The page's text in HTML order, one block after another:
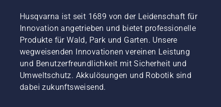
Husqvarna ist seit 1689 von der Leidenschaft für
Innovation angetrieben und bietet professionelle
Produkte für Wald, Park und Garten. Unsere
wegweisenden Innovationen vereinen Leistung
und Benutzerfreundlichkeit mit Sicherheit und
Umweltschutz. Akkulösungen und Robotik sind
dabei zukunftsweisend.